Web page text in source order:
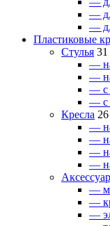
—
—
Пластиковые
Стулья 31
—
—
— с
— с
Кресла 26
—
—
—
—
—
—
—